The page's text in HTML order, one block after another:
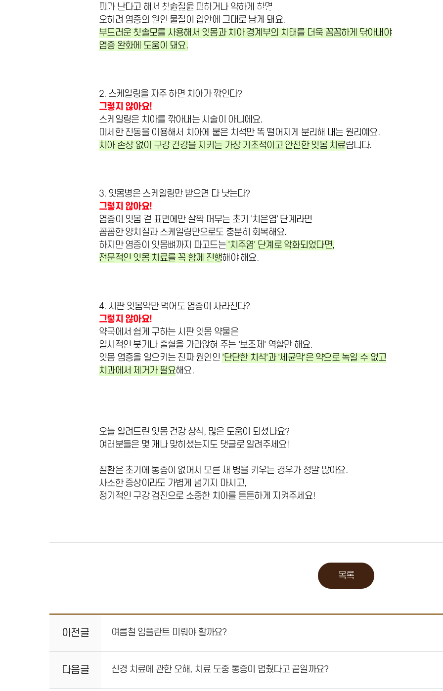
치과소개 서울에스원 특별함 임플란트
피가 난다고 해서 칫솔질을 피하거나 약하게 하면
오히려 염증의 원인 물질이 입안에 그대로 남게 돼요.
부드러운 칫솔모를 사용해서 잇몸과 치아 경계부의 치태를 더욱 꼼꼼하게 닦아내야
염증 완화에 도움이 돼요.
2. 스케일링을 자주 하면 치아가 깎인다?
그렇지 않아요!
스케일링은 치아를 깎아내는 시술이 아니에요.
미세한 진동을 이용해서 치아에 붙은 치석만 똑 떨어지게 분리해 내는 원리예요.
치아 손상 없이 구강 건강을 지키는 가장 기초적이고 안전한 잇몸 치료랍니다.
3. 잇몸병은 스케일링만 받으면 다 낫는다?
그렇지 않아요!
염증이 잇몸 겉 표면에만 살짝 머무는 초기 '치은염' 단계라면
꼼꼼한 양치질과 스케일링만으로도 충분히 회복해요.
하지만 염증이 잇몸뼈까지 파고드는 '치주염' 단계로 악화되었다면,
전문적인 잇몸 치료를 꼭 함께 진행해야 해요.
4. 시판 잇몸약만 먹어도 염증이 사라진다?
그렇지 않아요!
약국에서 쉽게 구하는 시판 잇몸 약물은
일시적인 붓기나 출혈을 가라앉혀 주는 '보조제' 역할만 해요.
잇몸 염증을 일으키는 진짜 원인인 '단단한 치석'과 '세균막'은 약으로 녹일 수 없고
치과에서 제거가 필요해요.
오늘 알려드린 잇몸 건강 상식, 많은 도움이 되셨나요?
여러분들은 몇 개나 맞히셨는지도 댓글로 알려주세요!
질환은 초기에 통증이 없어서 모른 채 병을 키우는 경우가 정말 많아요.
사소한 증상이라도 가볍게 넘기지 마시고,
정기적인 구강 검진으로 소중한 치아를 튼튼하게 지켜주세요!
목록
이전글 여름철 임플란트 미뤄야 할까요?
다음글 신경 치료에 관한 오해, 치료 도중 통증이 멈췄다고 끝일까요?